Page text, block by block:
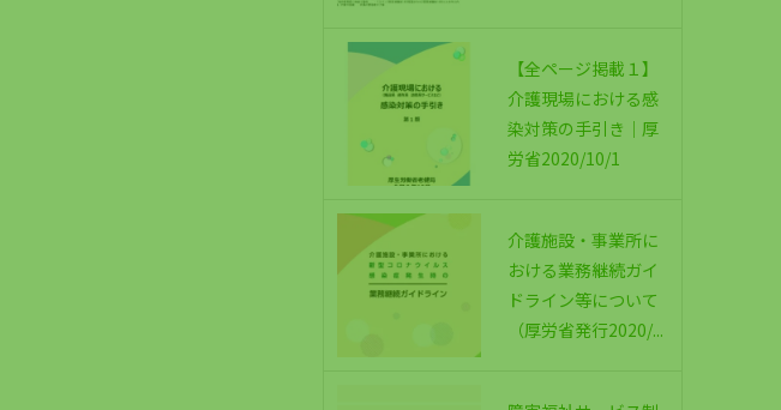
【全ページ掲載１】
介護現場における感
染対策の手引き｜厚
労省2020/10/1
介護施設・事業所に
おける業務継続ガイ
ドライン等について
（厚労省発行2020/...